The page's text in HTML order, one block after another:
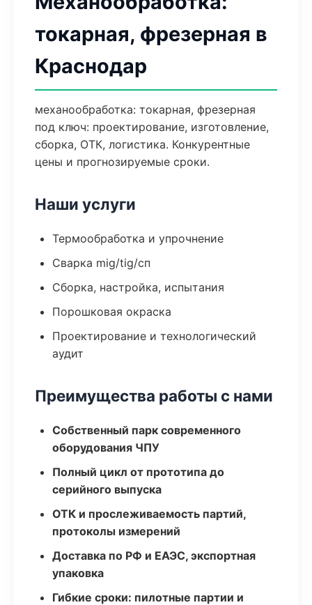
токарная, фрезерная в
Краснодар
механообработка: токарная, фрезерная
под ключ: проектирование, изготовление,
сборка, ОТК, логистика. Конкурентные
цены и прогнозируемые сроки.
Наши услуги
Термообработка и упрочнение
Сварка mig/tig/сп
Сборка, настройка, испытания
Порошковая окраска
Проектирование и технологический
аудит
Преимущества работы с нами
Собственный парк современного
оборудования ЧПУ
Полный цикл от прототипа до
серийного выпуска
ОТК и прослеживаемость партий,
протоколы измерений
Доставка по РФ и ЕАЭС, экспортная
упаковка
Гибкие сроки: пилотные партии и